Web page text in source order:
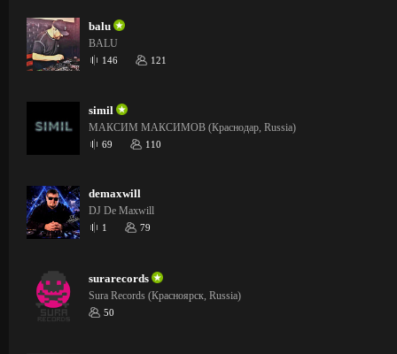
balu
BALU
146 121
simil
МАКСИМ МАКСИМОВ (Краснодар, Russia)
69 110
demaxwill
DJ De Maxwill
1 79
surarecords
Sura Records (Красноярск, Russia)
50